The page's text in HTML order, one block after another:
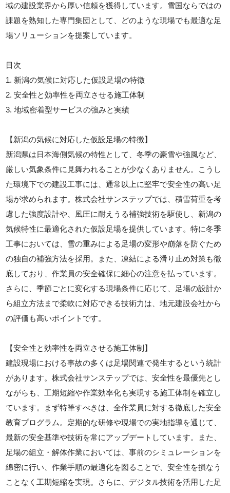
域の建設業界から厚い信頼を獲得しています。雪国ならではの
課題を熟知した専門集団として、どのような現場でも最適な足
場ソリューションを提案しています。
目次
1. 新潟の気候に対応した仮設足場の特徴
2. 安全性と効率性を両立させる施工体制
3. 地域密着型サービスの強みと実績
【新潟の気候に対応した仮設足場の特徴】
新潟県は日本海側気候の特性として、冬季の豪雪や強風など、
厳しい気象条件に見舞われることが少なくありません。こうし
た環境下での建設工事には、通常以上に堅牢で安全性の高い足
場が求められます。株式会社サンステップでは、積雪荷重を考
慮した強度設計や、風圧に耐えうる補強技術を駆使し、新潟の
気候特性に最適化された仮設足場を提供しています。特に冬季
工事においては、雪の重みによる足場の変形や崩落を防ぐため
の独自の補強方法を採用。また、凍結による滑り止め対策も徹
底しており、作業員の安全確保に細心の注意を払っています。
さらに、季節ごとに変化する現場条件に応じて、足場の設計か
ら組立方法まで柔軟に対応できる技術力は、地元建設会社から
の評価も高いポイントです。
【安全性と効率性を両立させる施工体制】
建設現場における事故の多くは足場関連で発生するという統計
があります。株式会社サンステップでは、安全性を最優先とし
ながらも、工期短縮や作業効率化も実現する施工体制を確立し
ています。まず特筆すべきは、全作業員に対する徹底した安全
教育プログラム。定期的な研修や現場での実地指導を通じて、
最新の安全基準や技術を常にアップデートしています。また、
足場の組立・解体作業においては、事前のシミュレーションを
綿密に行い、作業手順の最適化を図ることで、安全性を損なう
ことなく工期短縮を実現。さらに、デジタル技術を活用した足